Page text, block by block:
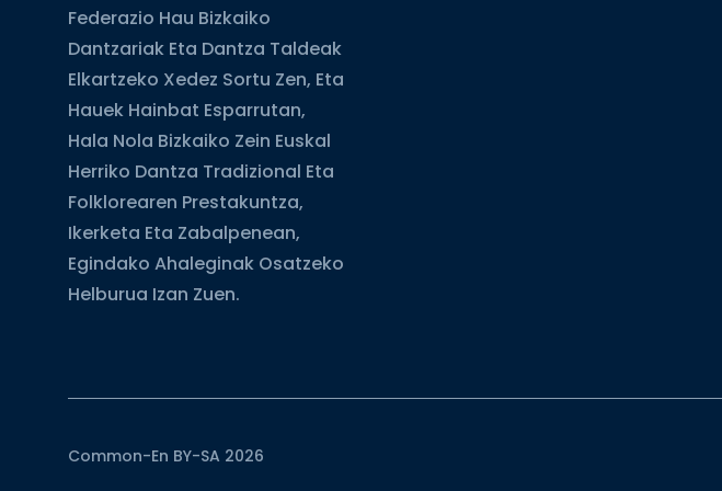
Federazio Hau Bizkaiko
Dantzariak Eta Dantza Taldeak
Elkartzeko Xedez Sortu Zen, Eta
Hauek Hainbat Esparrutan,
Hala Nola Bizkaiko Zein Euskal
Herriko Dantza Tradizional Eta
Folklorearen Prestakuntza,
Ikerketa Eta Zabalpenean,
Egindako Ahaleginak Osatzeko
Helburua Izan Zuen.
Common-En BY-SA 2026